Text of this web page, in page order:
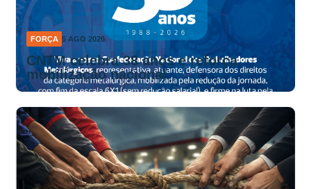
FORÇA 5 AGO 2026
CNTM celebra 38 anos e reforça
mobilização nacional